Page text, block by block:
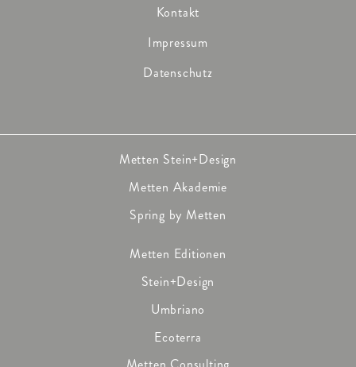
Kontakt
Impressum
Datenschutz
Metten Stein+Design
Metten Akademie
Spring by Metten
Metten Editionen
Stein+Design
Umbriano
Ecoterra